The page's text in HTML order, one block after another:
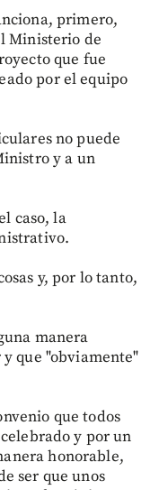
primero,
Ministerio de
que fue
por el equipo
no puede
y a un
caso, la
y, por lo tanto,
manera
que "obviamente"
que todos
y por un
honorable,
ser que unos